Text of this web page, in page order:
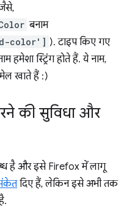
बनाम
color'] ). टाइप किए गए
हमेशा स्ट्रिंग होते हैं. ये नाम,
खाते हैं :)
की सुविधा और
है और इसे Firefox में लागू
दिए हैं, लेकिन इसे अभी तक